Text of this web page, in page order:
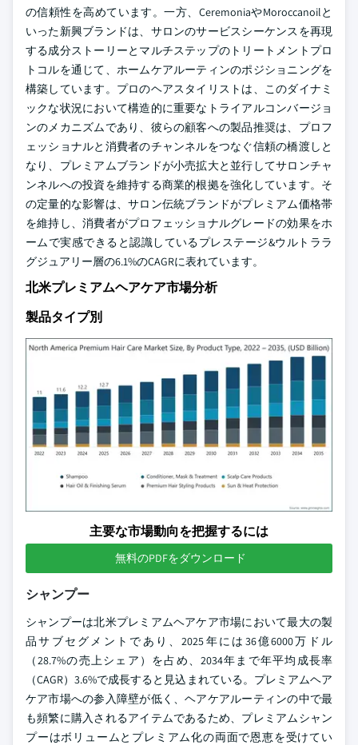
の信頼性を高めています。一方、CeremoniaやMoroccanoilと
いった新興ブランドは、サロンのサービスシーケンスを再現
する成分ストーリーとマルチステップのトリートメントプロ
トコルを通じて、ホームケアルーティンのポジショニングを
構築しています。プロのヘアスタイリストは、このダイナミ
ックな状況において構造的に重要なトライアルコンバージョ
ンのメカニズムであり、彼らの顧客への製品推奨は、プロフ
ェッショナルと消費者のチャンネルをつなぐ信頼の橋渡しと
なり、プレミアムブランドが小売拡大と並行してサロンチャ
ンネルへの投資を維持する商業的根拠を強化しています。そ
の定量的な影響は、サロン伝統ブランドがプレミアム価格帯
を維持し、消費者がプロフェッショナルグレードの効果をホ
ームで実感できると認識しているプレステージ&ウルトララ
グジュアリー層の6.1%のCAGRに表れています。
北米プレミアムヘアケア市場分析
製品タイプ別
主要な市場動向を把握するには
無料のPDFをダウンロード
シャンプー
シャンプーは北米プレミアムヘアケア市場において最大の製
品サブセグメントであり、2025年には36億6000万ドル
（28.7%の売上シェア）を占め、2034年まで年平均成長率
（CAGR）3.6%で成長すると見込まれている。プレミアムヘア
ケア市場への参入障壁が低く、ヘアケアルーティンの中で最
も頻繁に購入されるアイテムであるため、プレミアムシャン
プーはボリュームとプレミアム化の両面で恩恵を受けてい